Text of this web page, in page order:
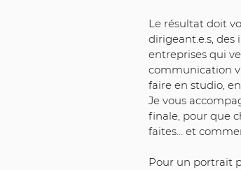
Le résultat doit
dirigeant.e.s, des
entreprises qui
communication
faire en studio,
Je vous
finale, pour que
faites… et
Pour un portrait